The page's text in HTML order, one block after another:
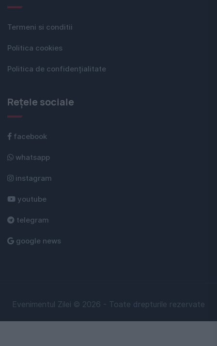
Termeni si conditii
Politica cookies
Politica de confidențialitate
Rețele sociale
facebook
whatsapp
instagram
youtube
telegram
google news
Evenimentul Zilei © 2026 - Toate drepturile rezervate